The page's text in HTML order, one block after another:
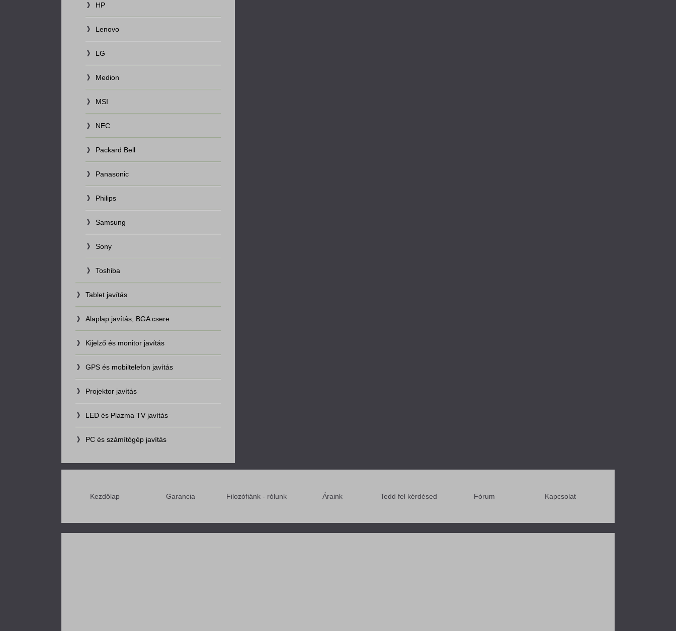
HP
Lenovo
LG
Medion
MSI
NEC
Packard Bell
Panasonic
Philips
Samsung
Sony
Toshiba
Tablet javítás
Alaplap javítás, BGA csere
Kijelző és monitor javítás
GPS és mobiltelefon javítás
Projektor javítás
LED és Plazma TV javítás
PC és számítógép javítás
Kezdőlap Garancia Filozófiánk - rólunk Áraink Tedd fel kérdésed Fórum Kapcsolat